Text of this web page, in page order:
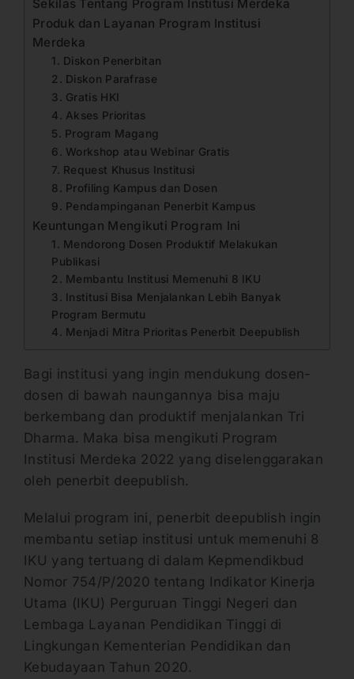
Sekilas Tentang Program Institusi Merdeka
Produk dan Layanan Program Institusi
Merdeka
1. Diskon Penerbitan
2. Diskon Parafrase
3. Gratis HKI
4. Akses Prioritas
5. Program Magang
6. Workshop atau Webinar Gratis
7. Request Khusus Institusi
8. Profiling Kampus dan Dosen
9. Pendampinganan Penerbit Kampus
Keuntungan Mengikuti Program Ini
1. Mendorong Dosen Produktif Melakukan
Publikasi
2. Membantu Institusi Memenuhi 8 IKU
3. Institusi Bisa Menjalankan Lebih Banyak
Program Bermutu
4. Menjadi Mitra Prioritas Penerbit Deepublish
Bagi institusi yang ingin mendukung dosen-
dosen di bawah naungannya bisa maju
berkembang dan produktif menjalankan Tri
Dharma. Maka bisa mengikuti Program
Institusi Merdeka 2022 yang diselenggarakan
oleh penerbit deepublish.
Melalui program ini, penerbit deepublish ingin
membantu setiap institusi untuk memenuhi 8
IKU yang tertuang di dalam Kepmendikbud
Nomor 754/P/2020 tentang Indikator Kinerja
Utama (IKU) Perguruan Tinggi Negeri dan
Lembaga Layanan Pendidikan Tinggi di
Lingkungan Kementerian Pendidikan dan
Kebudayaan Tahun 2020.